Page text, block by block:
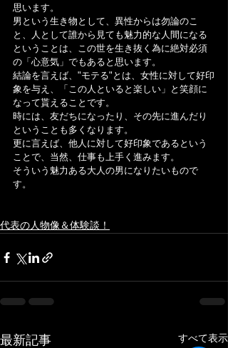
思います。
男という生き物として、異性からは勿論のこ
と、人として誰から見ても魅力的な人間になる
ということは、この世を生き抜く為に絶対必須
の「心意気」でもあると思います。
結論を言えば、"モテる"とは、女性に対して好印
象を与え、「この人といると楽しい」と笑顔に
なって貰えることです。
時には、友だちになったり、その先に進んだり
ということも多くなります。
更に言えば、他人に対して好印象であるという
ことで、当然、仕事も上手く進みます。
そういう魅力ある大人の男になりたいもので
す。
代表の人物像＆体験談！
最新記事 すべて表示